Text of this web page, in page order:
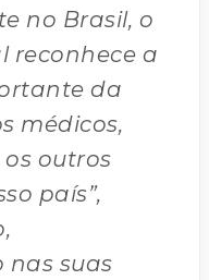
no Brasil, o
reconhece a
da
médicos,
outros
país”,
nas suas